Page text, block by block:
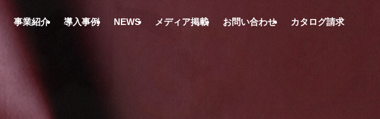
事業紹介 導入事例 NEWS メディア掲載 お問い合わせ カタログ請求